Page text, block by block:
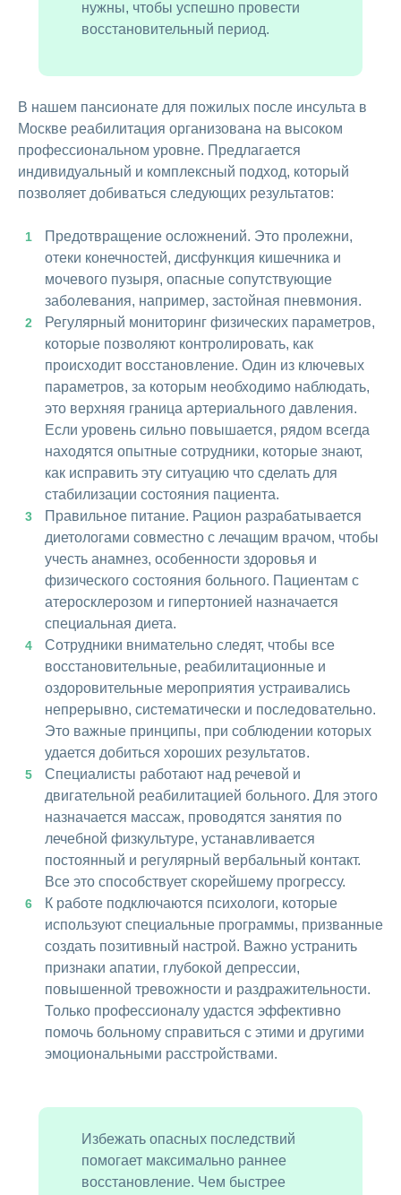
нужны, чтобы успешно провести
восстановительный период.
В нашем пансионате для пожилых после инсульта в
Москве реабилитация организована на высоком
профессиональном уровне. Предлагается
индивидуальный и комплексный подход, который
позволяет добиваться следующих результатов:
Предотвращение осложнений. Это пролежни,
отеки конечностей, дисфункция кишечника и
мочевого пузыря, опасные сопутствующие
заболевания, например, застойная пневмония.
Регулярный мониторинг физических параметров,
которые позволяют контролировать, как
происходит восстановление. Один из ключевых
параметров, за которым необходимо наблюдать,
это верхняя граница артериального давления.
Если уровень сильно повышается, рядом всегда
находятся опытные сотрудники, которые знают,
как исправить эту ситуацию что сделать для
стабилизации состояния пациента.
Правильное питание. Рацион разрабатывается
диетологами совместно с лечащим врачом, чтобы
учесть анамнез, особенности здоровья и
физического состояния больного. Пациентам с
атеросклерозом и гипертонией назначается
специальная диета.
Сотрудники внимательно следят, чтобы все
восстановительные, реабилитационные и
оздоровительные мероприятия устраивались
непрерывно, систематически и последовательно.
Это важные принципы, при соблюдении которых
удается добиться хороших результатов.
Специалисты работают над речевой и
двигательной реабилитацией больного. Для этого
назначается массаж, проводятся занятия по
лечебной физкультуре, устанавливается
постоянный и регулярный вербальный контакт.
Все это способствует скорейшему прогрессу.
К работе подключаются психологи, которые
используют специальные программы, призванные
создать позитивный настрой. Важно устранить
признаки апатии, глубокой депрессии,
повышенной тревожности и раздражительности.
Только профессионалу удастся эффективно
помочь больному справиться с этими и другими
эмоциональными расстройствами.
Избежать опасных последствий
помогает максимально раннее
восстановление. Чем быстрее